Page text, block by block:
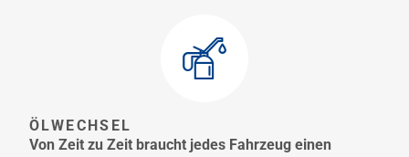
ÖLWECHSEL
Von Zeit zu Zeit braucht jedes Fahrzeug einen